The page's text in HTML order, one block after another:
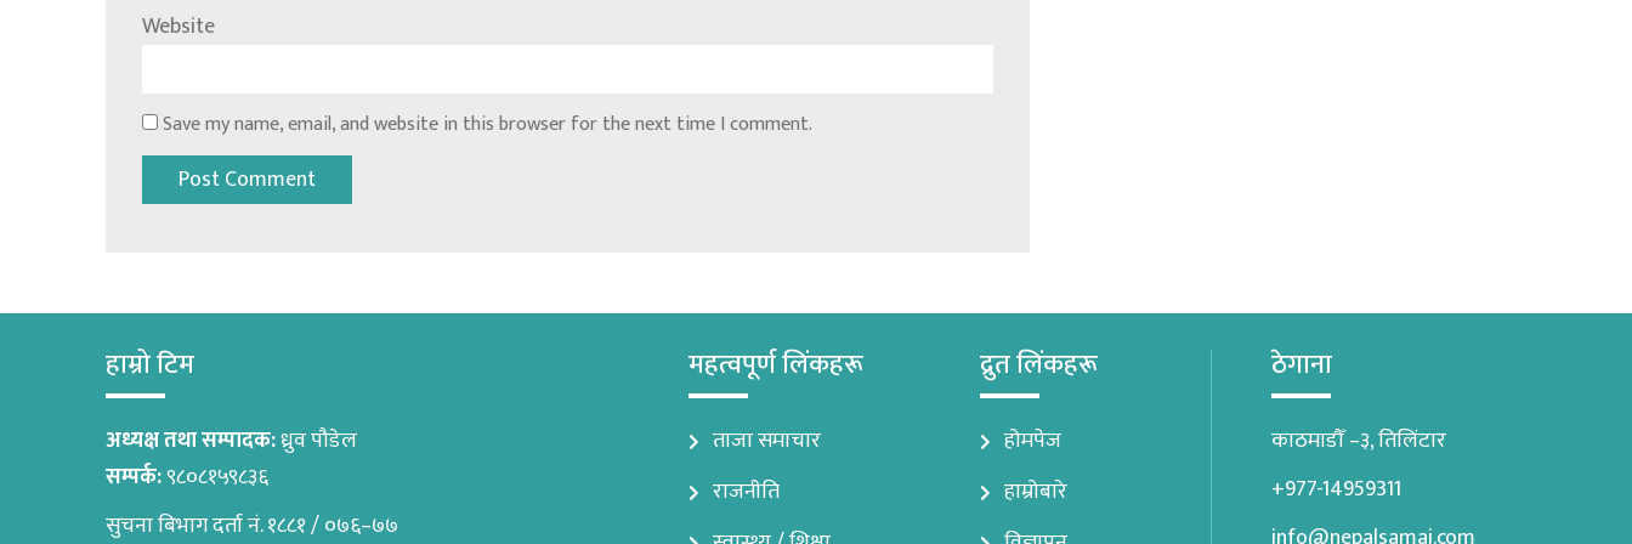
Website
Save my name, email, and website in this browser for the next time I comment.
हाम्रो टिम
अध्यक्ष तथा सम्पादक:ध्रुव पौडेल
सम्पर्क:९८०८१५९८३६
सुचना बिभाग दर्ता नं. १८८१ / ०७६–७७
महत्वपूर्ण लिंकहरू
ताजा समाचार
राजनीति
द्रुत लिंकहरू
होमपेज
हाम्रोबारे
ठेगाना
काठमाडौँ –३, तिलिंटार
+977-14959311